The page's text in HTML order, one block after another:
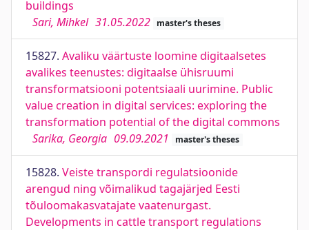
buildings
Sari, Mihkel 31.05.2022 master's theses
15827. Avaliku väärtuste loomine digitaalsetes
avalikes teenustes: digitaalse ühisruumi
transformatsiooni potentsiaali uurimine. Public
value creation in digital services: exploring the
transformation potential of the digital commons
Sarika, Georgia 09.09.2021 master's theses
15828. Veiste transpordi regulatsioonide
arengud ning võimalikud tagajärjed Eesti
tõuloomakasvatajate vaatenurgast.
Developments in cattle transport regulations